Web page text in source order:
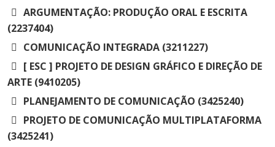
ARGUMENTAÇÃO: PRODUÇÃO ORAL E ESCRITA
(2237404)
COMUNICAÇÃO INTEGRADA (3211227)
[ ESC ] PROJETO DE DESIGN GRÁFICO E DIREÇÃO DE
ARTE (9410205)
PLANEJAMENTO DE COMUNICAÇÃO (3425240)
PROJETO DE COMUNICAÇÃO MULTIPLATAFORMA
(3425241)